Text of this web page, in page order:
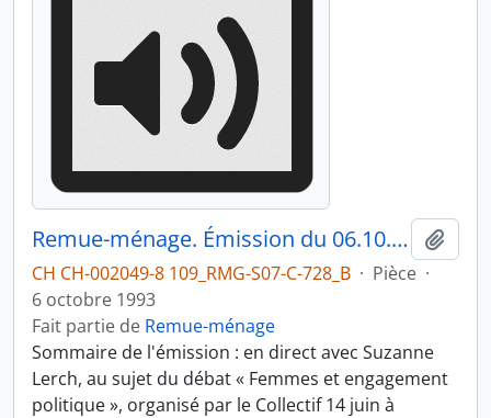
Remue-ménage. Émission du 06.10.1993 4/4
CH CH-002049-8 109_RMG-S07-C-728_B · Pièce ·
6 octobre 1993
Fait partie de Remue-ménage
Sommaire de l'émission : en direct avec Suzanne
Lerch, au sujet du débat « Femmes et engagement
politique », organisé par le Collectif 14 juin à